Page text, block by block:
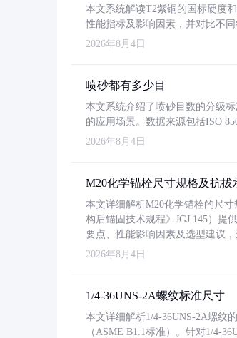
本文系统解读T2紫铜的国标硬度
性能指标及影响因素，并对比不
2026年8月4日
喷砂都有多少目
本文系统介绍了喷砂目数的分级
的应用场景。数据来源包括ISO
2026年8月4日
M20化学锚栓尺寸规格及抗拔
本文详细解析M20化学锚栓的尺
构后锚固技术规程》JGJ 145）提
要点、性能影响因素及选型建议，
2026年8月4日
1/4-36UNS-2A螺纹标准尺寸
本文详细解析1/4-36UNS-2A螺纹
（ASME B1.1标准）。针对1/4-